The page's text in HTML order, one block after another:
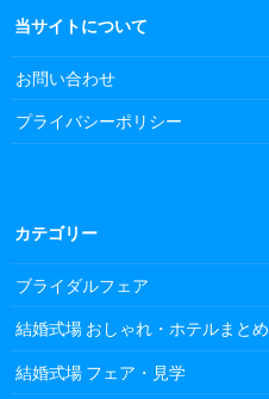
当サイトについて
お問い合わせ
プライバシーポリシー
カテゴリー
ブライダルフェア
結婚式場 おしゃれ・ホテルまとめ
結婚式場 フェア・見学